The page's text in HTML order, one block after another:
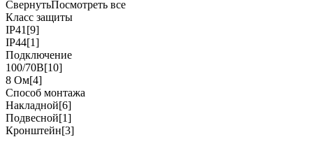
СвернутьПосмотреть все
Класс защиты
IP41 [9]
IP44[1]
Подключение
100/70В[10]
8 Ом[4]
Способ монтажа
Накладной[6]
Подвесной[1]
Кронштейн[3]